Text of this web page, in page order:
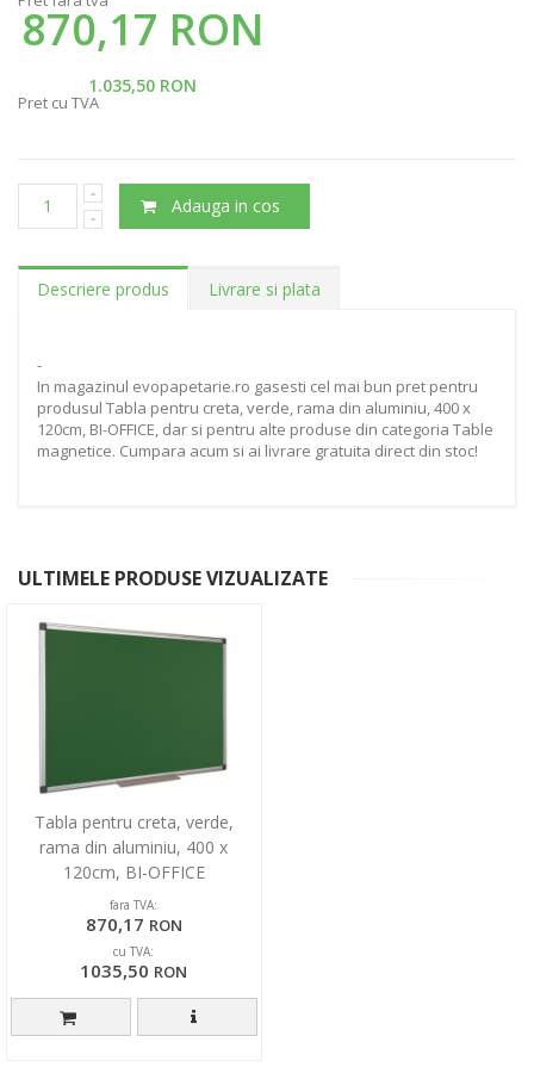
870,17 RON
1.035,50 RON
Pret cu TVA
Adauga in cos
Descriere produs Livrare si plata
-
In magazinul evopapetarie.ro gasesti cel mai bun pret pentru
produsul Tabla pentru creta, verde, rama din aluminiu, 400 x
120cm, BI-OFFICE, dar si pentru alte produse din categoria Table
magnetice. Cumpara acum si ai livrare gratuita direct din stoc!
ULTIMELE PRODUSE VIZUALIZATE
Tabla pentru creta, verde,
rama din aluminiu, 400 x
120cm, BI-OFFICE
fara TVA:
870,17 RON
cu TVA:
1035,50 RON